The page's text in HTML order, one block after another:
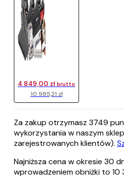
10 985,21 zł
4 849,00 zł brutto
Za zakup otrzymasz 3749
wykorzystania w naszym
zarejestrowanych klientów).
Najniższa cena w okresie 30
wprowadzeniem obniżki to 10